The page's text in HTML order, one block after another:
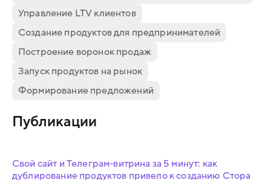
Управление LTV клиентов
Создание продуктов для предпринимателей
Построение воронок продаж
Запуск продуктов на рынок
Формирование предложений
Публикации
Свой сайт и Телеграм-витрина за 5 минут: как
дублирование продуктов привело к созданию Стора